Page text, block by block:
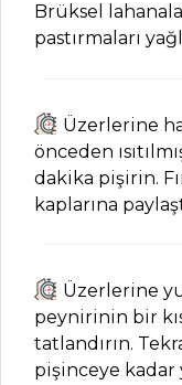
Sebze
Tüm Tarifleri
PILAV VE
MAKARNA
Mengen
Tarifi, Nasıl
Makarna
Nasıl Yapılır?
Mantarlı
Karidesli
Brüksel
pastırmaları
Üzerlerine
önceden
dakika pişirin.
kaplarına
Üzerlerine
peynirinin bir
tatlandırın.
pişinceye kadar